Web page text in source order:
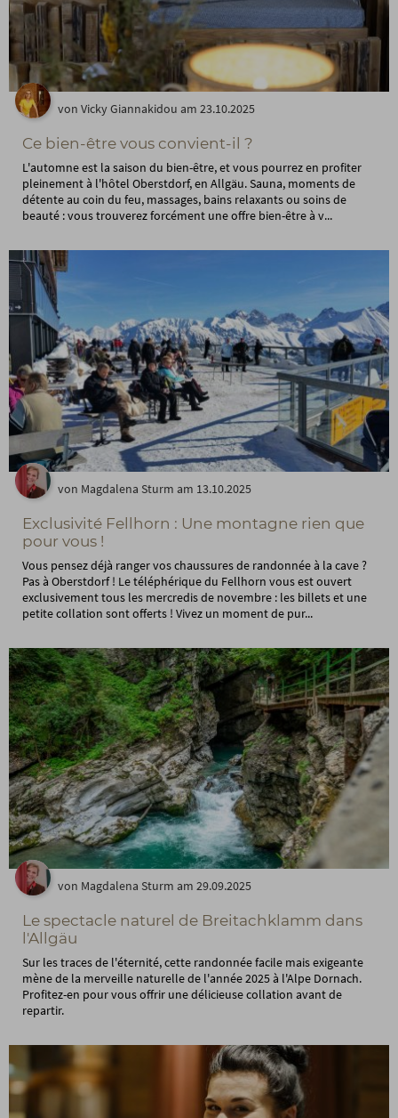
von Vicky Giannakidou am 23.10.2025
Ce bien-être vous convient-il ?
L'automne est la saison du bien-être, et vous pourrez en profiter
pleinement à l'hôtel Oberstdorf, en Allgäu. Sauna, moments de
détente au coin du feu, massages, bains relaxants ou soins de
beauté : vous trouverez forcément une offre bien-être à v...
von Magdalena Sturm am 13.10.2025
Exclusivité Fellhorn : Une montagne rien que
pour vous !
Vous pensez déjà ranger vos chaussures de randonnée à la cave ?
Pas à Oberstdorf ! Le téléphérique du Fellhorn vous est ouvert
exclusivement tous les mercredis de novembre : les billets et une
petite collation sont offerts ! Vivez un moment de pur...
von Magdalena Sturm am 29.09.2025
Le spectacle naturel de Breitachklamm dans
l'Allgäu
Sur les traces de l'éternité, cette randonnée facile mais exigeante
mène de la merveille naturelle de l'année 2025 à l'Alpe Dornach.
Profitez-en pour vous offrir une délicieuse collation avant de
repartir.